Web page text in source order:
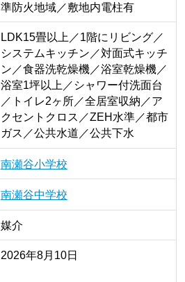
準防火地域／敷地内電柱有
LDK15畳以上／1階にリビング／
システムキッチン／対面式キッチ
ン／食器洗乾燥機／浴室乾燥機／
浴室1坪以上／シャワー付洗面台
／トイレ2ヶ所／全居室収納／ア
クセントクロス／ZEH水準／都市
ガス／公共水道／公共下水
南瀬谷小学校
南瀬谷中学校
媒介
2026年8月10日